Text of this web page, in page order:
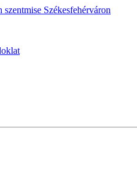
Székesfehérváron